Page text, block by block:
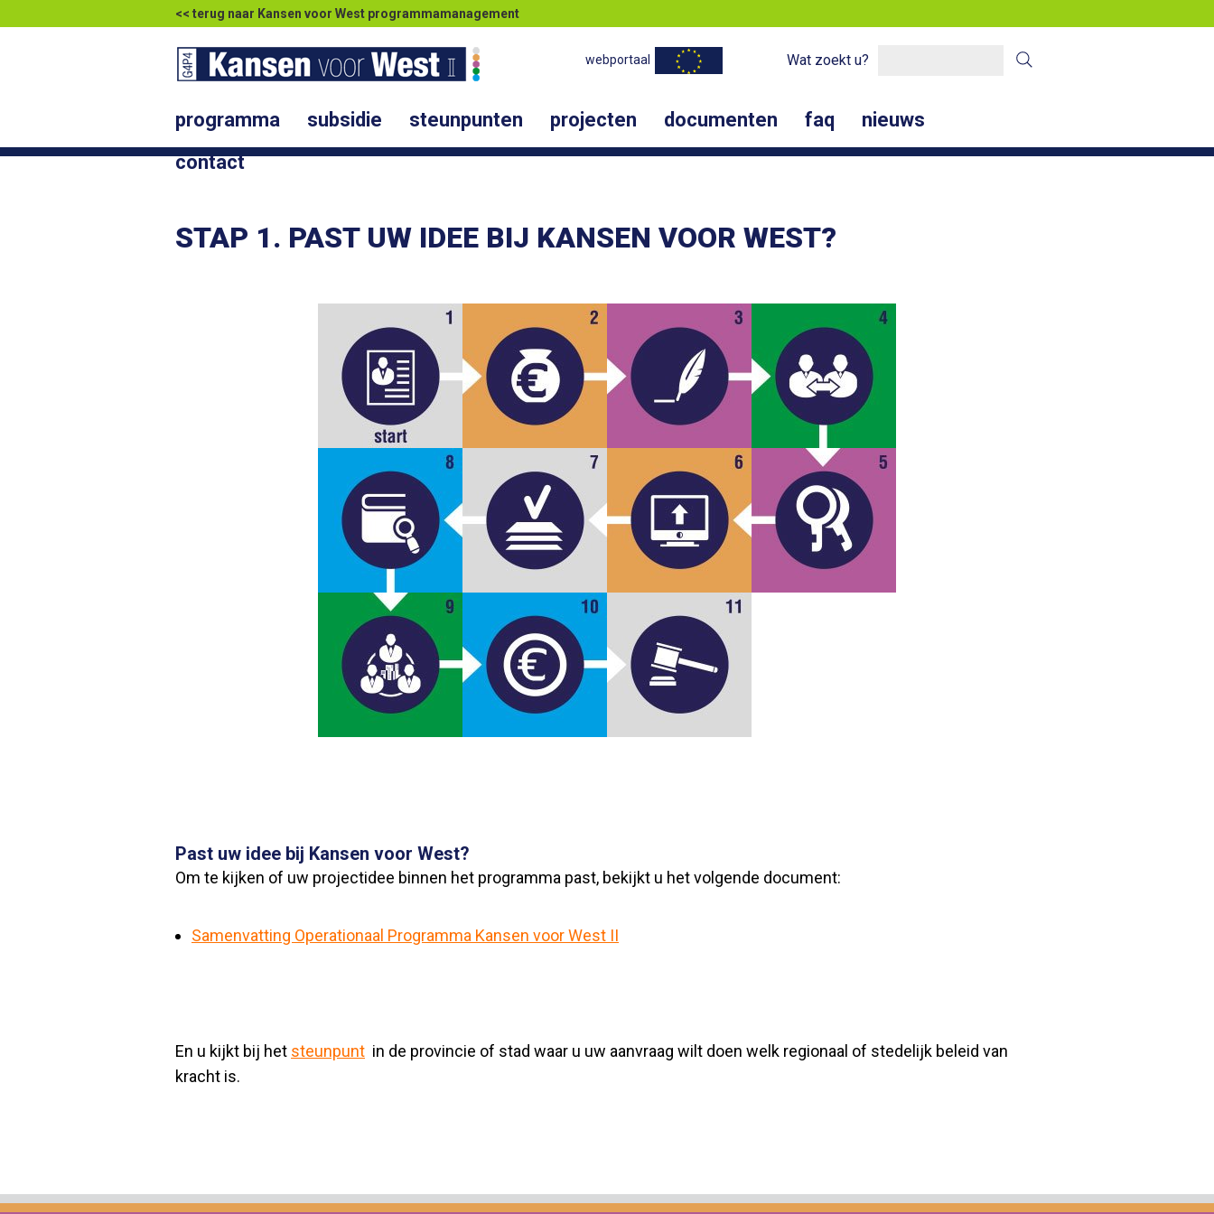
<< terug naar Kansen voor West programmamanagement
Wat zoekt u?
webportaal
programma subsidie steunpunten projecten documenten faq
nieuws
contact
STAP 1. PAST UW IDEE BIJ KANSEN VOOR WEST?
Past uw idee bij Kansen voor West?
Om te kijken of uw projectidee binnen het programma past, bekijkt u het volgende document:
Samenvatting Operationaal Programma Kansen voor West II
En u kijkt bij het steunpunt in de provincie of stad waar u uw aanvraag wilt doen welk regionaal of stedelijk beleid van
kracht is.